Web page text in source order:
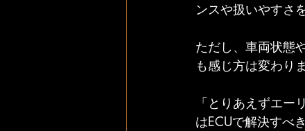
ンスや扱いやすさ
ただし、車両状態
も感じ方は変わりま
「とりあえずエ
はECUで解決すべ